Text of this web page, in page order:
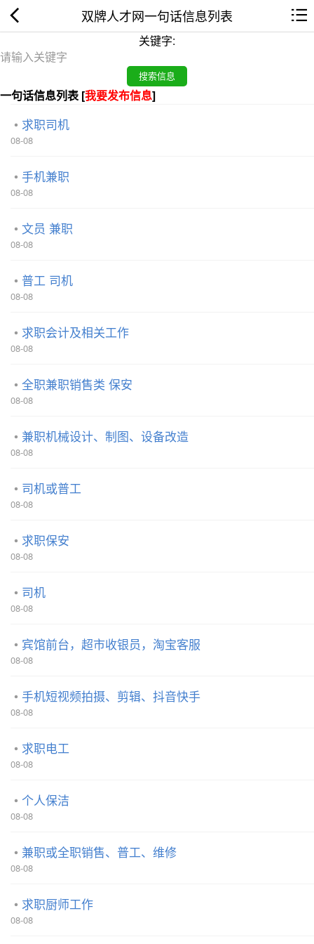
双牌人才网一句话信息列表
关键字:
一句话信息列表 [我要发布信息]
求职司机
08-08
手机兼职
08-08
文员 兼职
08-08
普工 司机
08-08
求职会计及相关工作
08-08
全职兼职销售类 保安
08-08
兼职机械设计、制图、设备改造
08-08
司机或普工
08-08
求职保安
08-08
司机
08-08
宾馆前台，超市收银员，淘宝客服
08-08
手机短视频拍摄、剪辑、抖音快手
08-08
求职电工
08-08
个人保洁
08-08
兼职或全职销售、普工、维修
08-08
求职厨师工作
08-08